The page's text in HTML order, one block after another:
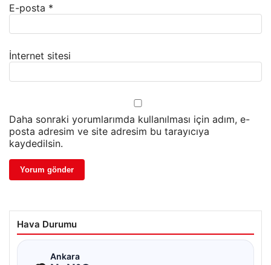
E-posta *
İnternet sitesi
Daha sonraki yorumlarımda kullanılması için adım, e-
posta adresim ve site adresim bu tarayıcıya
kaydedilsin.
Hava Durumu
Ankara